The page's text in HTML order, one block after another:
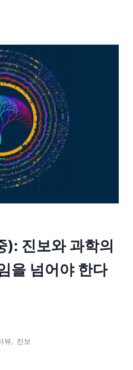
): 진보와 과학의
을 넘어야 한다
뷰, 진보